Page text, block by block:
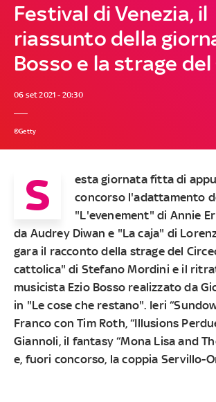
Festival di Venezia, il
riassunto della
Bosso e la strage del
06 set 2021 - 20:30
©Getty
S
esta giornata fitta di
concorso l'adattamento
"L'evenement" di Annie
da Audrey Diwan e "La caja" di
gara il racconto della strage del
cattolica" di Stefano Mordini e il
musicista Ezio Bosso realizzato da
in "Le cose che restano". Ieri
Franco con Tim Roth, “Illusions
Giannoli, il fantasy “Mona Lisa and
e, fuori concorso, la coppia Servillo-